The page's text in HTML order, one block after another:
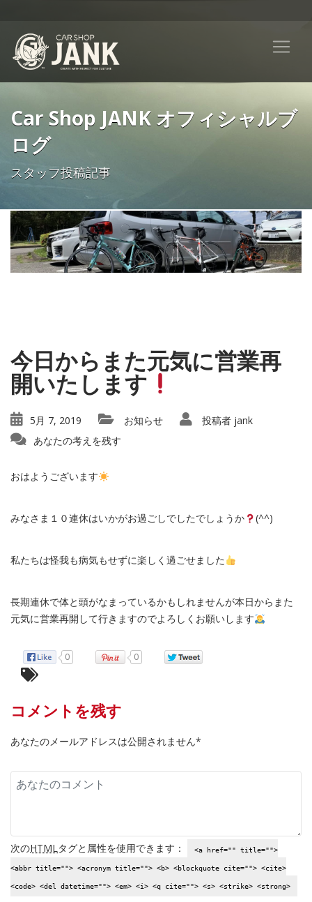
Car Shop JANK オフィシャルブ
ログ
スタッフ投稿記事
今日からまた元気に営業再
開いたします
5月 7, 2019 お知らせ 投稿者 jank
あなたの考えを残す
おはようございます
みなさま１０連休はいかがお過ごしでしたでしょうか (^^)
私たちは怪我も病気もせずに楽しく過ごせました
長期連休で体と頭がなまっているかもしれませんが本日からまた
元気に営業再開して行きますのでよろしくお願いします
0 0
コメントを残す
あなたのメールアドレスは公開されません*
次のHTMLタグと属性を使用できます： <a href="" title="">
<abbr title=""> <acronym title=""> <b> <blockquote cite=""> <cite>
<code> <del datetime=""> <em> <i> <q cite=""> <s> <strike> <strong>